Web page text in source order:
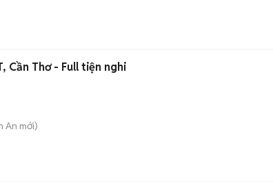
Cần Thơ - Full tiện nghi
An mới)